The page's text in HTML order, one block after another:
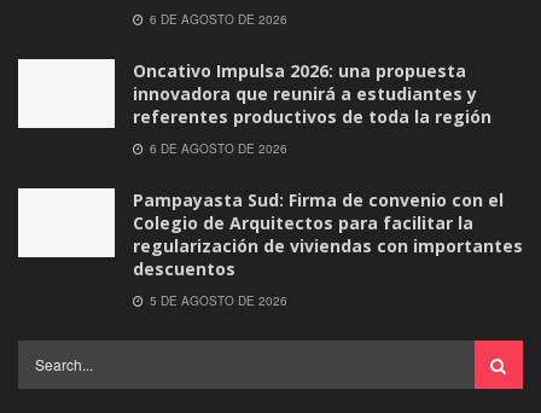
6 DE AGOSTO DE 2026
Oncativo Impulsa 2026: una propuesta
innovadora que reunirá a estudiantes y
referentes productivos de toda la región
6 DE AGOSTO DE 2026
Pampayasta Sud: Firma de convenio con el
Colegio de Arquitectos para facilitar la
regularización de viviendas con importantes
descuentos
5 DE AGOSTO DE 2026